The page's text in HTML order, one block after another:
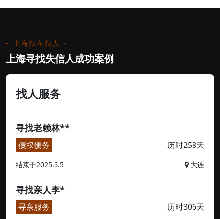
上海找车找人
上海寻找失信人成功案例
找人服务
寻找老赖林**
债权债务 历时258天
结束于2025.6.5 大连
寻找亲人李*
寻亲服务 历时306天